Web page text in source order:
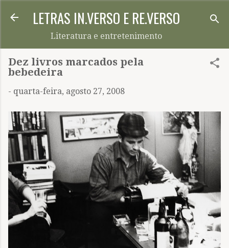
Pular para o conteúdo principal
LETRAS IN.VERSO E RE.VERSO
Literatura e entretenimento
Dez livros marcados pela
bebedeira
- quarta-feira, agosto 27, 2008